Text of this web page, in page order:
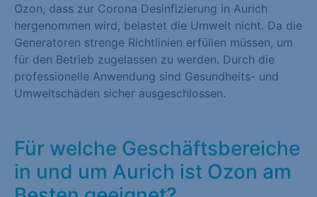
Ozon, dass zur Corona Desinfizierung in Aurich
hergenommen wird, belastet die Umwelt nicht. Da die
Generatoren strenge Richtlinien erfüllen müssen, um
für den Betrieb zugelassen zu werden. Durch die
professionelle Anwendung sind Gesundheits- und
Umweltschäden sicher ausgeschlossen.
Für welche Geschäftsbereiche
in und um Aurich ist Ozon am